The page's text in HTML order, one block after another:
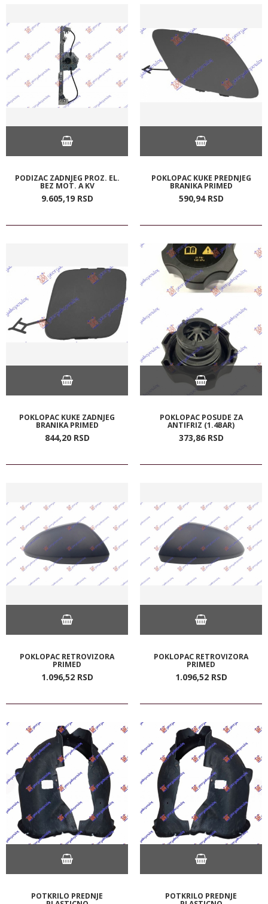
PODIZAC ZADNJEG PROZ. EL.
BEZ MOT. A KV
9.605,19 RSD
POKLOPAC KUKE PREDNJEG
BRANIKA PRIMED
590,94 RSD
POKLOPAC KUKE ZADNJEG
BRANIKA PRIMED
844,20 RSD
POKLOPAC POSUDE ZA
ANTIFRIZ (1.4BAR)
373,86 RSD
POKLOPAC RETROVIZORA
PRIMED
1.096,52 RSD
POKLOPAC RETROVIZORA
PRIMED
1.096,52 RSD
POTKRILO PREDNJE POTKRILO PREDNJE